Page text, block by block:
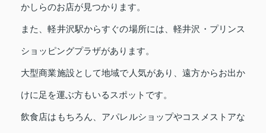
かしらのお店が見つかります。
また、軽井沢駅からすぐの場所には、軽井沢・プリンス
ショッピングプラザがあります。
大型商業施設として地域で人気があり、遠方からお出か
けに足を運ぶ方もいるスポットです。
飲食店はもちろん、アパレルショップやコスメストアな